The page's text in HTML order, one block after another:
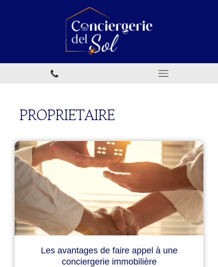
PROPRIETAIRE
Les avantages de faire appel à une
conciergerie immobilière